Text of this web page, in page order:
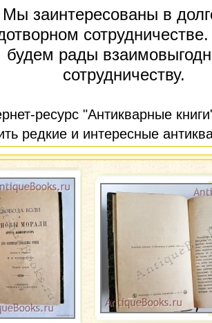
Мы заинтересованы в
будем рады
сотрудничеству.
ресурс "Антикварные
редкие и интересные